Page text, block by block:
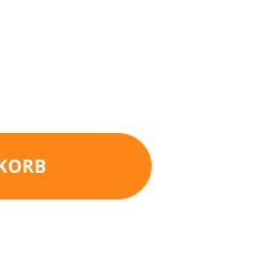
Wert ein oder